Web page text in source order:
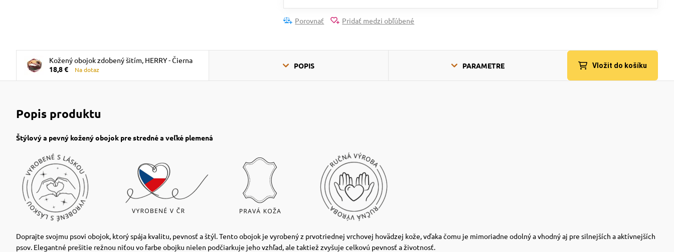
Porovnať Pridať medzi obľúbené
Kožený obojok zdobený šitím, HERRY - Čierna
18,8 €
Na dotaz POPIS PARAMETRE Vložit do košíku
Popis produktu
Štýlový a pevný kožený obojok pre stredné a veľké plemená
Doprajte svojmu psovi obojok, ktorý spája kvalitu, pevnosť a štýl. Tento obojok je vyrobený z prvotriednej vrchovej hovädzej kože, vďaka čomu je mimoriadne odolný a vhodný aj pre silnejších a aktívnejších
psov. Elegantné prešitie režnou niťou vo farbe obojku nielen podčiarkuje jeho vzhľad, ale taktiež zvyšuje celkovú pevnosť a životnosť.